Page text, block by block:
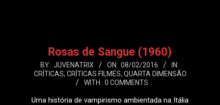
Rosas de Sangue (1960)
2016-
02-
BY: JUVENATRIX ON: 08/02/2016
IN:
CRÍTICAS, CRÍTICAS FILMES, QUARTA DIMENSÃO
WITH: 0 COMMENTS
Uma história de vampirismo ambientada na Itália